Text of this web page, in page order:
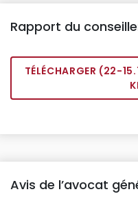
Rapport du
TÉLÉCHARGER (22-
Avis de l’avocat